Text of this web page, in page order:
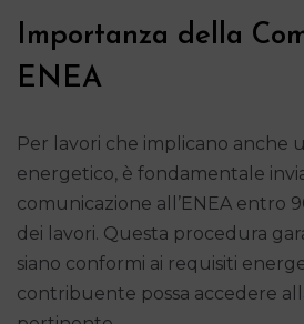
Importanza della
ENEA
Per lavori che implicano anche
energetico, è fondamentale
comunicazione all’ENEA entro
dei lavori. Questa procedura
siano conformi ai requisiti
contribuente possa accedere